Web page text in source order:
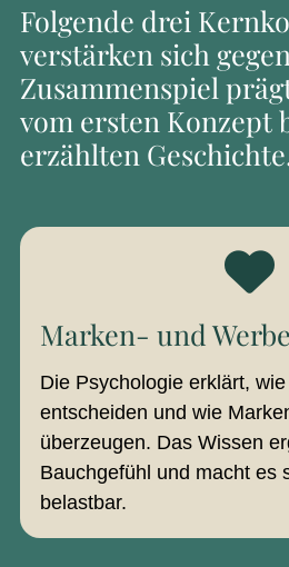
Folgende drei
verstärken sich
Zusammenspiel
vom ersten Konzept
erzählten
Marken- und
Die Psychologie erklärt,
entscheiden und wie
überzeugen. Das Wissen
Bauchgefühl und macht es
belastbar.